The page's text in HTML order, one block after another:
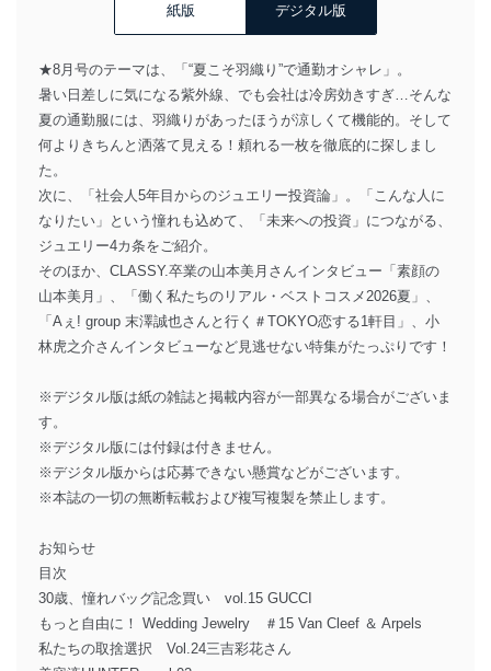
紙版 デジタル版
★8月号のテーマは、「“夏こそ羽織り”で通勤オシャレ」。
暑い日差しに気になる紫外線、でも会社は冷房効きすぎ…そんな
夏の通勤服には、羽織りがあったほうが涼しくて機能的。そして
何よりきちんと洒落て見える！頼れる一枚を徹底的に探しまし
た。
次に、「社会人5年目からのジュエリー投資論」。「こんな人に
なりたい」という憧れも込めて、「未来への投資」につながる、
ジュエリー4カ条をご紹介。
そのほか、CLASSY.卒業の山本美月さんインタビュー「素顔の
山本美月」、「働く私たちのリアル・ベストコスメ2026夏」、
「Aぇ! group 末澤誠也さんと行く＃TOKYO恋する1軒目」、小
林虎之介さんインタビューなど見逃せない特集がたっぷりです！
※デジタル版は紙の雑誌と掲載内容が一部異なる場合がございま
す。
※デジタル版には付録は付きません。
※デジタル版からは応募できない懸賞などがございます。
※本誌の一切の無断転載および複写複製を禁止します。
お知らせ
目次
30歳、憧れバッグ記念買い vol.15 GUCCI
もっと自由に！ Wedding Jewelry ＃15 Van Cleef ＆ Arpels
私たちの取捨選択 Vol.24三吉彩花さん